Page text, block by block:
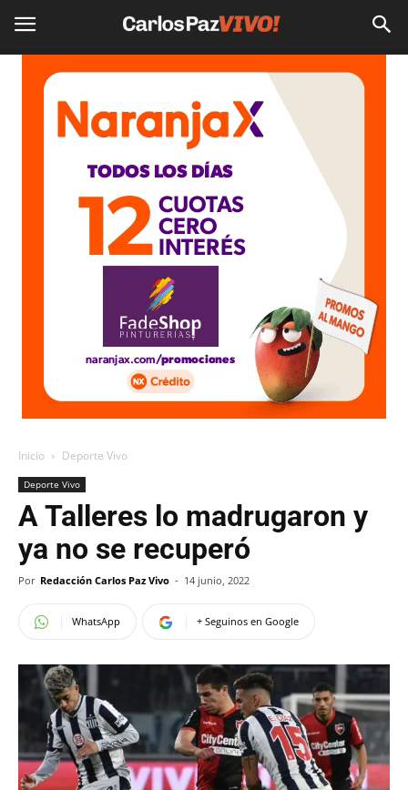
Inicio Deporte Vivo
Deporte Vivo
A Talleres lo madrugaron y
ya no se recuperó
Por Redacción Carlos Paz Vivo - 14 junio, 2022
WhatsApp + Seguinos en Google